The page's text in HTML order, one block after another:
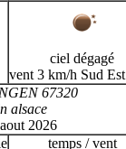
ciel dégagé
vent 3 km/h Sud Est
67320
alsace
2026
temps / vent